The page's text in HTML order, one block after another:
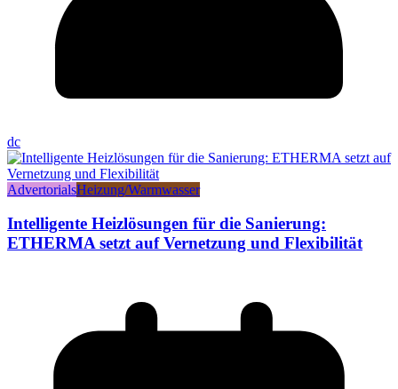
dc
AdvertorialsHeizung/Warmwasser
Intelligente Heizlösungen für die Sanierung:
ETHERMA setzt auf Vernetzung und Flexibilität